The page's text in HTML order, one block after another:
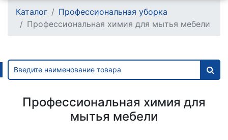
Каталог
Профессиональная уборка
Профессиональная химия для мытья мебели
Профессиональная химия для
мытья мебели